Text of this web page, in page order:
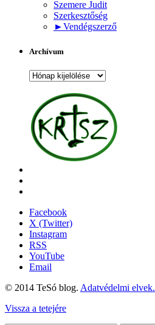
Szemere Judit
Szerkesztőség
►Vendégszerző
Archívum
Archívum
Facebook
X (Twitter)
Instagram
RSS
YouTube
Email
© 2014 TeSó blog. Adatvédelmi elvek.
Vissza a tetejére